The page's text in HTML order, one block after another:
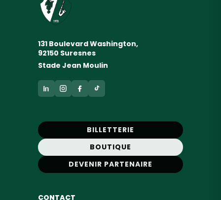
131 Boulevard Washington,
92150 Suresnes
Stade Jean Moulin
BILLETTERIE
BOUTIQUE
DEVENIR PARTENAIRE
CONTACT